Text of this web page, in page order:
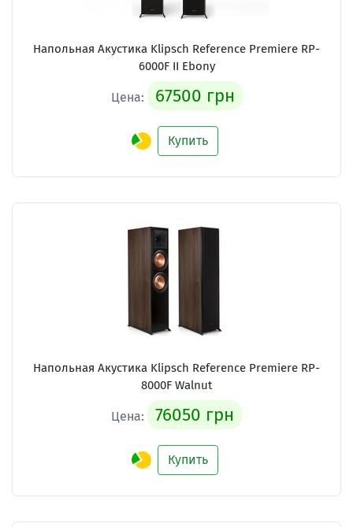
Напольная Акустика Klipsch Reference Premiere RP-
6000F II Ebony
Цена: 67500 грн
Купить
Напольная Акустика Klipsch Reference Premiere RP-
8000F Walnut
Цена: 76050 грн
Купить